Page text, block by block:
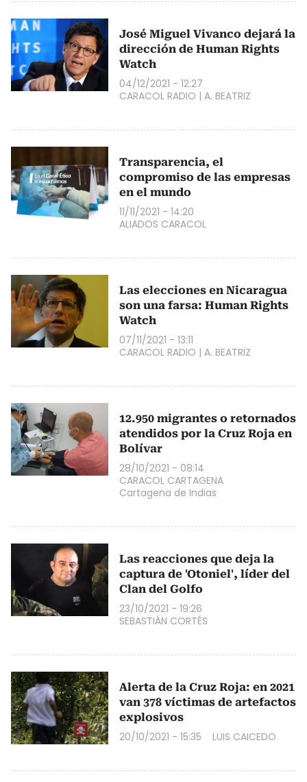
José Miguel Vivanco dejará la
dirección de Human Rights
Watch
04/12/2021 - 12:27
CARACOL RADIO | A. BEATRIZ
Transparencia, el
compromiso de las empresas
en el mundo
11/11/2021 - 14:20
ALIADOS CARACOL
Las elecciones en Nicaragua
son una farsa: Human Rights
Watch
07/11/2021 - 13:11
CARACOL RADIO | A. BEATRIZ
12.950 migrantes o retornados
atendidos por la Cruz Roja en
Bolívar
28/10/2021 - 08:14
CARACOL CARTAGENA
Cartagena de Indias
Las reacciones que deja la
captura de 'Otoniel', líder del
Clan del Golfo
23/10/2021 - 19:26
SEBASTIÁN CORTÉS
Alerta de la Cruz Roja: en 2021
van 378 víctimas de artefactos
explosivos
20/10/2021 - 15:35 LUIS CAICEDO